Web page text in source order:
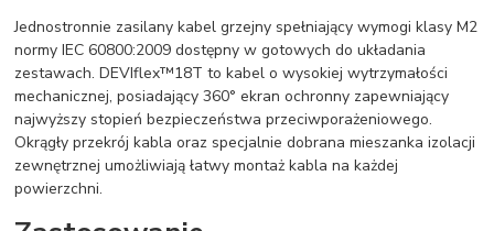
Jednostronnie zasilany kabel grzejny spełniający wymogi klasy M2
normy IEC 60800:2009 dostępny w gotowych do układania
zestawach. DEVIflex™18T to kabel o wysokiej wytrzymałości
mechanicznej, posiadający 360° ekran ochronny zapewniający
najwyższy stopień bezpieczeństwa przeciwporażeniowego.
Okrągły przekrój kabla oraz specjalnie dobrana mieszanka izolacji
zewnętrznej umożliwiają łatwy montaż kabla na każdej
powierzchni.